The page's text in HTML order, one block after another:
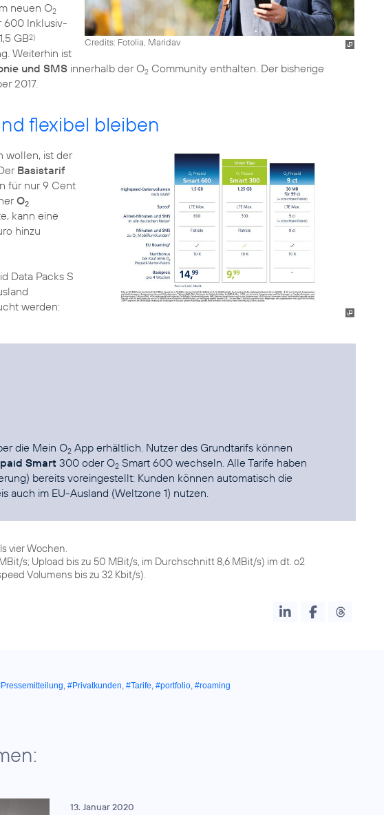
Credits: Fotolia, Maridav
neuen O2
600 Inklusiv-
GB2)
Weiterhin ist
und SMS innerhalb der O2 Community enthalten. Der bisherige
2017.
flexibel bleiben
wollen, ist der
Basistarif
für nur 9 Cent
O2
kann eine
hinzu
Data Packs S
werden:
die Mein O2 App erhältlich. Nutzer des Grundtarifs können
Smart 300 oder O2 Smart 600 wechseln. Alle Tarife haben
bereits voreingestellt: Kunden können automatisch die
auch im EU-Ausland (Weltzone 1) nutzen.
vier Wochen.
s; Upload bis zu 50 MBit/s, im Durchschnitt 8,6 MBit/s) im dt. o2
Volumens bis zu 32 Kbit/s).
, #Privatkunden, #Tarife, #portfolio, #roaming
13. Januar 2020